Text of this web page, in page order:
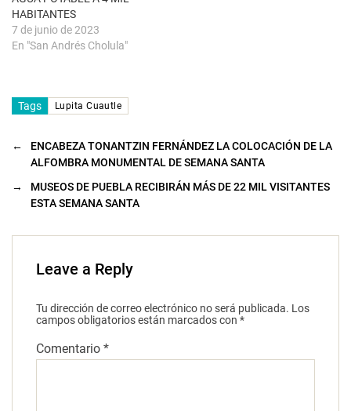
)
HABITANTES
7 de junio de 2023
En "San Andrés Cholula"
Tags Lupita Cuautle
←
ENCABEZA TONANTZIN FERNÁNDEZ LA COLOCACIÓN DE LA
ALFOMBRA MONUMENTAL DE SEMANA SANTA
→
MUSEOS DE PUEBLA RECIBIRÁN MÁS DE 22 MIL VISITANTES
ESTA SEMANA SANTA
Leave a Reply
Tu dirección de correo electrónico no será publicada. Los
campos obligatorios están marcados con *
Comentario *